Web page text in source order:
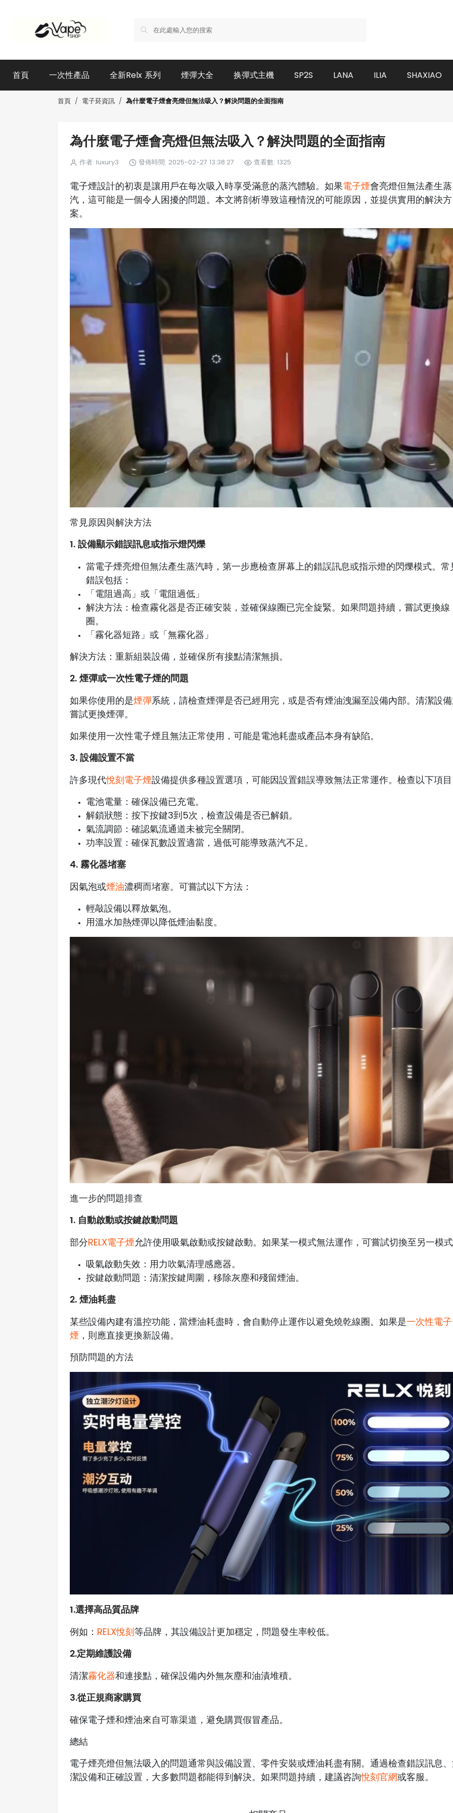
首頁 一次性產品 全新Relx 系列 煙彈大全 换彈式主機 SP2S LANA ILIA SHAXIAO
首頁 電子菸資訊 為什麼電子煙會亮燈但無法吸入？解決問題的全面指南
為什麼電子煙會亮燈但無法吸入？解決問題的全面指南
作者: luxury3 發佈時間: 2025-02-27 13:38:27 查看數: 1325
電子煙設計的初衷是讓用戶在每次吸入時享受滿意的蒸汽體驗。如果電子煙會亮燈但無法產生蒸
汽，這可能是一個令人困擾的問題。本文將剖析導致這種情況的可能原因，並提供實用的解決方
案。
常見原因與解決方法
1. 設備顯示錯誤訊息或指示燈閃爍
當電子煙亮燈但無法產生蒸汽時，第一步應檢查屏幕上的錯誤訊息或指示燈的閃爍模式。常
錯誤包括：
「電阻過高」或「電阻過低」
解決方法：檢查霧化器是否正確安裝，並確保線圈已完全旋緊。如果問題持續，嘗試更換線
圈。
「霧化器短路」或「無霧化器」
解決方法：重新組裝設備，並確保所有接點清潔無損。
2. 煙彈或一次性電子煙的問題
如果你使用的是煙彈系統，請檢查煙彈是否已經用完，或是否有煙油洩漏至設備內部。清潔設
嘗試更換煙彈。
如果使用一次性電子煙且無法正常使用，可能是電池耗盡或產品本身有缺陷。
3. 設備設置不當
許多現代悅刻電子煙設備提供多種設置選項，可能因設置錯誤導致無法正常運作。檢查以下項
電池電量：確保設備已充電。
解鎖狀態：按下按鍵3到5次，檢查設備是否已解鎖。
氣流調節：確認氣流通道未被完全關閉。
功率設置：確保瓦數設置適當，過低可能導致蒸汽不足。
4. 霧化器堵塞
因氣泡或煙油濃稠而堵塞。可嘗試以下方法：
輕敲設備以釋放氣泡。
用溫水加熱煙彈以降低煙油黏度。
進一步的問題排查
1. 自動啟動或按鍵啟動問題
部分RELX電子煙允許使用吸氣啟動或按鍵啟動。如果某一模式無法運作，可嘗試切換至另一模
吸氣啟動失效：用力吹氣清理感應器。
按鍵啟動問題：清潔按鍵周圍，移除灰塵和殘留煙油。
2. 煙油耗盡
某些設備內建有溫控功能，當煙油耗盡時，會自動停止運作以避免燒乾線圈。如果是一次性電子
煙 ，則應直接更換新設備。
預防問題的方法
1.選擇高品質品牌
例如： RELX悅刻等品牌，其設備設計更加穩定，問題發生率較低。
2.定期維護設備
清潔霧化器和連接點，確保設備內外無灰塵和油漬堆積。
3.從正規商家購買
確保電子煙和煙油來自可靠渠道，避免購買假冒產品。
總結
電子煙亮燈但無法吸入的問題通常與設備設置、零件安裝或煙油耗盡有關。通過檢查錯誤訊息
潔設備和正確設置，大多數問題都能得到解決。如果問題持續，建議咨詢悅刻官網或客服。